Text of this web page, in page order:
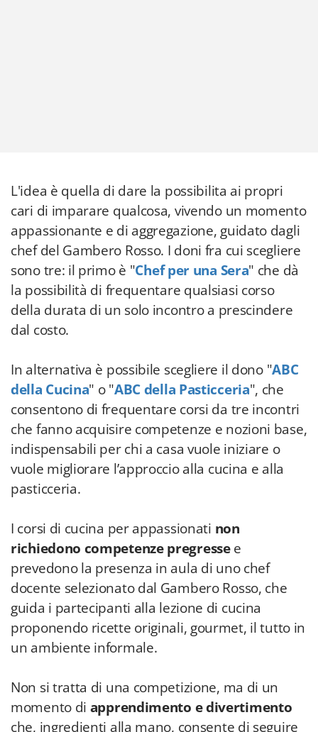
L'idea è quella di dare la possibilita ai propri
cari di imparare qualcosa, vivendo un momento
appassionante e di aggregazione, guidato dagli
chef del Gambero Rosso. I doni fra cui scegliere
sono tre: il primo è "Chef per una Sera" che dà
la possibilità di frequentare qualsiasi corso
della durata di un solo incontro a prescindere
dal costo.
In alternativa è possibile scegliere il dono "ABC
della Cucina" o "ABC della Pasticceria", che
consentono di frequentare corsi da tre incontri
che fanno acquisire competenze e nozioni base,
indispensabili per chi a casa vuole iniziare o
vuole migliorare l’approccio alla cucina e alla
pasticceria.
I corsi di cucina per appassionati non
richiedono competenze pregressee
prevedono la presenza in aula di uno chef
docente selezionato dal Gambero Rosso, che
guida i partecipanti alla lezione di cucina
proponendo ricette originali, gourmet, il tutto in
un ambiente informale.
Non si tratta di una competizione, ma di un
momento di apprendimento e divertimento
che, ingredienti alla mano, consente di seguire